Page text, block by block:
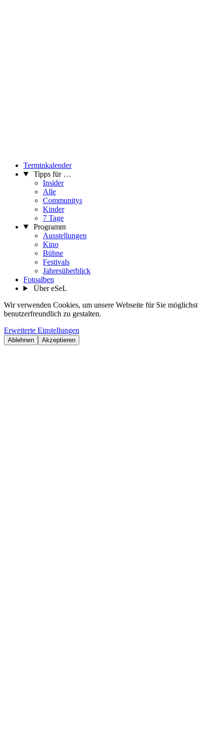
Terminkalender
Tipps für …
Insider
Alle
Communitys
Kinder
7 Tage
Programm
Ausstellungen
Kino
Bühne
Festivals
Jahresüberblick
Fotoalben
Über eSeL
Wir verwenden Cookies, um unsere Webseite für Sie möglichst
benutzerfreundlich zu gestalten.
Erweiterte Einstellungen
Ablehnen Akzeptieren